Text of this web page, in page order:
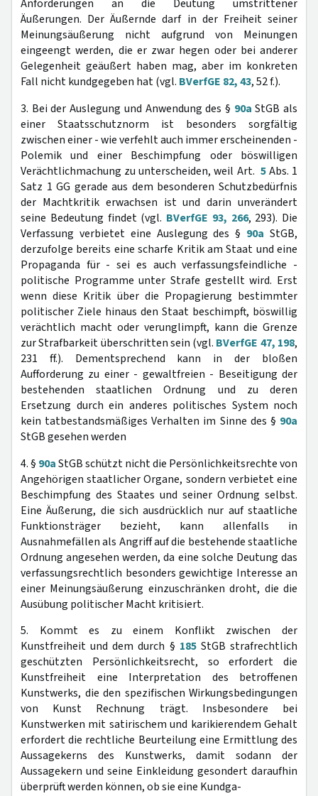
Anforderungen an die Deutung umstrittener
Äußerungen. Der Äußernde darf in der Freiheit seiner
Meinungsäußerung nicht aufgrund von Meinungen
eingeengt werden, die er zwar hegen oder bei anderer
Gelegenheit geäußert haben mag, aber im konkreten
Fall nicht kundgegeben hat (vgl. BVerfGE 82, 43, 52 f.).
3. Bei der Auslegung und Anwendung des § 90a StGB als
einer Staatsschutznorm ist besonders sorgfältig
zwischen einer - wie verfehlt auch immer erscheinenden -
Polemik und einer Beschimpfung oder böswilligen
Verächtlichmachung zu unterscheiden, weil Art. 5Abs. 1
Satz 1 GG gerade aus dem besonderen Schutzbedürfnis
der Machtkritik erwachsen ist und darin unverändert
seine Bedeutung findet (vgl. BVerfGE 93, 266, 293). Die
Verfassung verbietet eine Auslegung des § 90a StGB,
derzufolge bereits eine scharfe Kritik am Staat und eine
Propaganda für - sei es auch verfassungsfeindliche -
politische Programme unter Strafe gestellt wird. Erst
wenn diese Kritik über die Propagierung bestimmter
politischer Ziele hinaus den Staat beschimpft, böswillig
verächtlich macht oder verunglimpft, kann die Grenze
zur Strafbarkeit überschritten sein (vgl. BVerfGE 47, 198,
231 ff.). Dementsprechend kann in der bloßen
Aufforderung zu einer - gewaltfreien - Beseitigung der
bestehenden staatlichen Ordnung und zu deren
Ersetzung durch ein anderes politisches System noch
kein tatbestandsmäßiges Verhalten im Sinne des § 90a
StGB gesehen werden
4. § 90aStGB schützt nicht die Persönlichkeitsrechte von
Angehörigen staatlicher Organe, sondern verbietet eine
Beschimpfung des Staates und seiner Ordnung selbst.
Eine Äußerung, die sich ausdrücklich nur auf staatliche
Funktionsträger bezieht, kann allenfalls in
Ausnahmefällen als Angriff auf die bestehende staatliche
Ordnung angesehen werden, da eine solche Deutung das
verfassungsrechtlich besonders gewichtige Interesse an
einer Meinungsäußerung einzuschränken droht, die die
Ausübung politischer Macht kritisiert.
5. Kommt es zu einem Konflikt zwischen der
Kunstfreiheit und dem durch § 185StGB strafrechtlich
geschützten Persönlichkeitsrecht, so erfordert die
Kunstfreiheit eine Interpretation des betroffenen
Kunstwerks, die den spezifischen Wirkungsbedingungen
von Kunst Rechnung trägt. Insbesondere bei
Kunstwerken mit satirischem und karikierendem Gehalt
erfordert die rechtliche Beurteilung eine Ermittlung des
Aussagekerns des Kunstwerks, damit sodann der
Aussagekern und seine Einkleidung gesondert daraufhin
überprüft werden können, ob sie eine Kundga-